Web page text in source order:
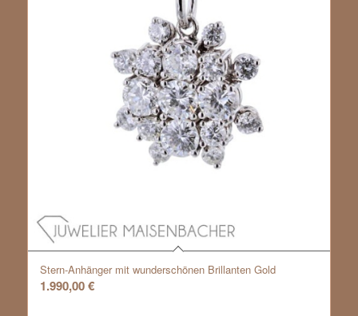
Stern-Anhänger mit wunderschönen Brillanten Gold
1.990,00€